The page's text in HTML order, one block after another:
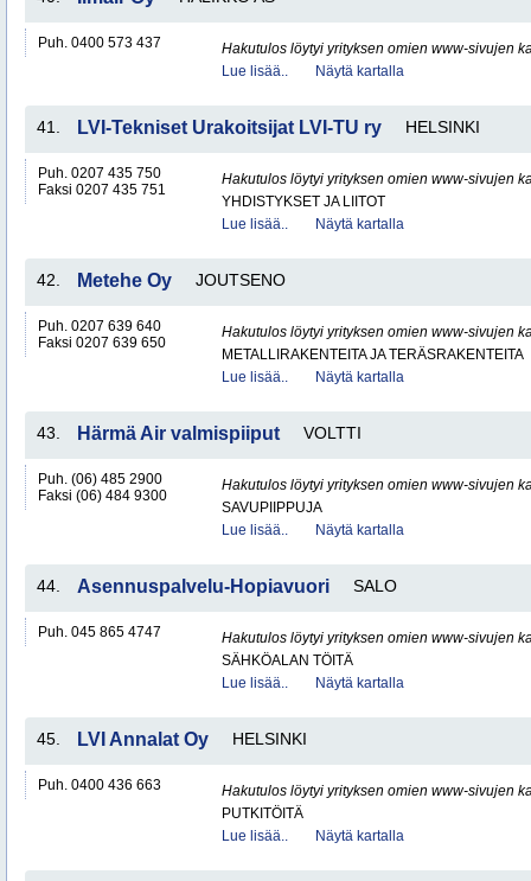
Puh. 0400 573 437
Hakutulos löytyi yrityksen omien www-sivujen
Lue lisää..
Näytä kartalla
41. LVI-Tekniset Urakoitsijat LVI-TU ry HELSINKI
Puh. 0207 435 750
Faksi 0207 435 751
Hakutulos löytyi yrityksen omien www-sivujen
YHDISTYKSET JA LIITOT
Lue lisää..
Näytä kartalla
42. Metehe Oy JOUTSENO
Puh. 0207 639 640
Faksi 0207 639 650
Hakutulos löytyi yrityksen omien www-sivujen
METALLIRAKENTEITA JA TERÄSRAKENTEITA
Lue lisää..
Näytä kartalla
43. Härmä Air valmispiiput VOLTTI
Puh. (06) 485 2900
Faksi (06) 484 9300
Hakutulos löytyi yrityksen omien www-sivujen
SAVUPIIPPUJA
Lue lisää..
Näytä kartalla
44. Asennuspalvelu-Hopiavuori SALO
Puh. 045 865 4747
Hakutulos löytyi yrityksen omien www-sivujen
SÄHKÖALAN TÖITÄ
Lue lisää..
Näytä kartalla
45. LVI Annalat Oy HELSINKI
Puh. 0400 436 663
Hakutulos löytyi yrityksen omien www-sivujen
PUTKITÖITÄ
Lue lisää..
Näytä kartalla